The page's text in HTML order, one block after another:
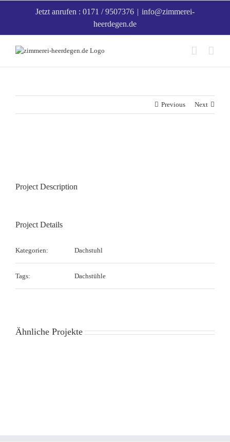
Jetzt anrufen : 0171 / 9507376 | info@zimmerei-
heerdegen.de
Previous Next
Project Description
Project Details
Kategorien: Dachstuhl
Tags: Dachstühle
Ähnliche Projekte